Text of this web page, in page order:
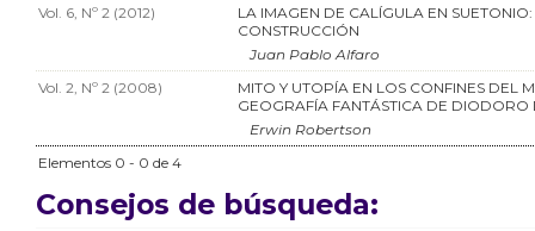
Vol. 6, Nº 2 (2012)
LA IMAGEN DE CALÍGULA EN
CONSTRUCCIÓN
Juan Pablo Alfaro
Vol. 2, Nº 2 (2008)
MITO Y UTOPÍA EN LOS CONFINES DEL
GEOGRAFÍA FANTÁSTICA DE DIODORO
Erwin Robertson
Elementos 0 - 0 de 4
Consejos de búsqueda: